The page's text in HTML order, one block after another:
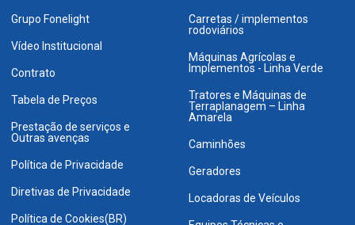
Grupo Fonelight
Vídeo Institucional
Contrato
Tabela de Preços
Prestação de serviços e
Outras avenças
Política de Privacidade
Diretivas de Privacidade
Política de Cookies(BR)
Carretas / implementos
rodoviários
Máquinas Agrícolas e
Implementos - Linha Verde
Tratores e Máquinas de
Terraplanagem – Linha
Amarela
Caminhões
Geradores
Locadoras de Veículos